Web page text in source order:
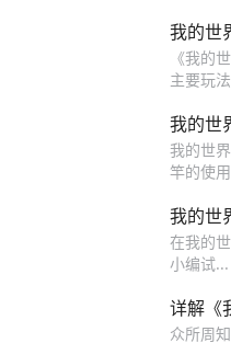
我的世
《我的
主要玩
我的世
我的世
竿的使
我的世
在我的
小编试...
详解《
众所周